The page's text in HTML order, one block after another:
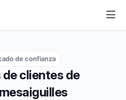
de clientes de
de confianza